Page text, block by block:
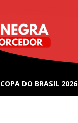
COPA DO BRASIL 2026